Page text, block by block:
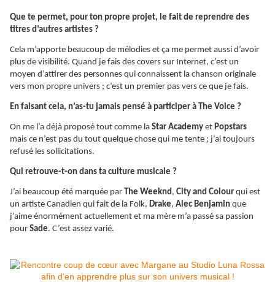
Que te permet, pour ton propre projet, le fait de reprendre des
titres d’autres artistes ?
Cela m’apporte beaucoup de mélodies et ça me permet aussi d’avoir
plus de visibilité. Quand je fais des covers sur Internet, c’est un
moyen d’attirer des personnes qui connaissent la chanson originale
vers mon propre univers ; c’est un premier pas vers ce que je fais.
En faisant cela, n’as-tu jamais pensé à participer à The Voice ?
On me l’a déjà proposé tout comme la Star Academy et Popstars
mais ce n’est pas du tout quelque chose qui me tente ; j’ai toujours
refusé les sollicitations.
Qui retrouve-t-on dans ta culture musicale ?
J’ai beaucoup été marquée par The Weeknd, City and Colour qui est
un artiste Canadien qui fait de la Folk, Drake, Alec Benjamin que
j’aime énormément actuellement et ma mère m’a passé sa passion
pour Sade. C’est assez varié.